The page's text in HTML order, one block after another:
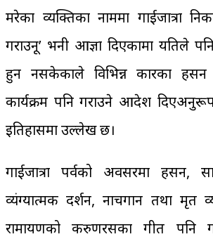
मरेका व्यक्तिका नाममा गाईजात्रा
गराउनू’ भनी आज्ञा दिएकामा यतिले
हुन नसकेकाले विभिन्न प्रकारका
कार्यक्रम पनि गराउने आदेश
इतिहासमा उल्लेख छ।
गाईजात्रा पर्वको अवसरमा प्रहसन,
व्यंग्यात्मक प्रदर्शन, नाचगान तथा मृत
रामायणको करुणरसका गीत पनि